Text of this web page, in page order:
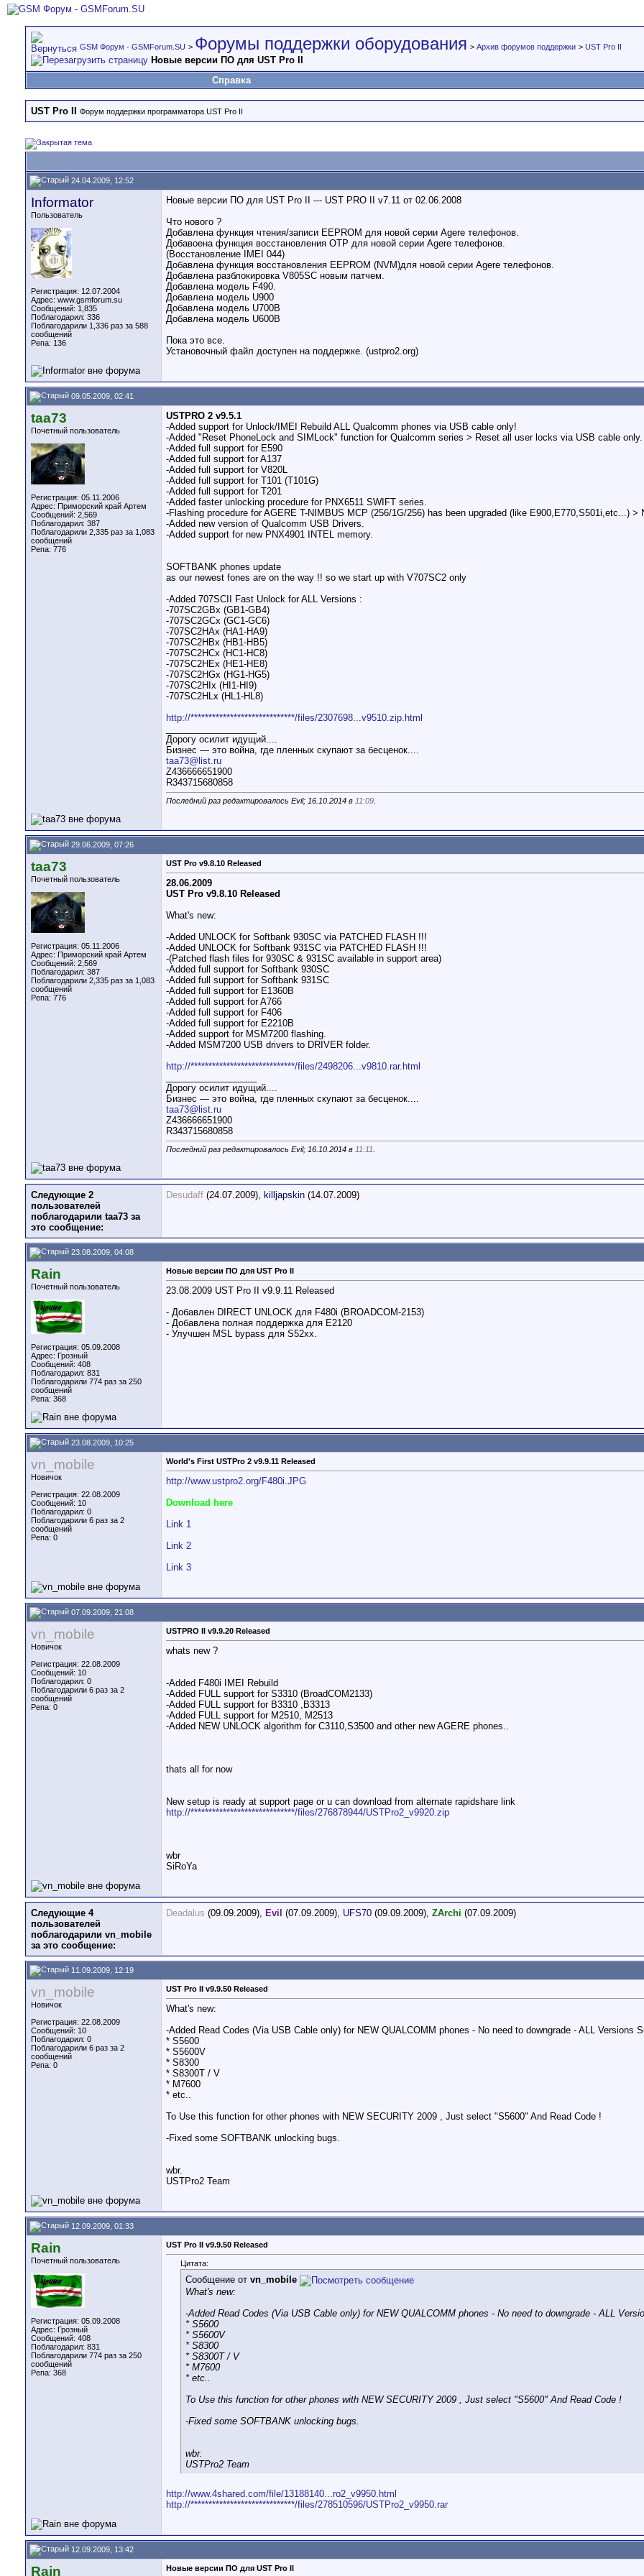
GSM Форум - GSMForum.SU > Форумы поддержки оборудования > Архив форумов поддержки > UST Pro II
Новые версии ПО для UST Pro II
Справка
UST Pro II Форум поддержки программатора UST Pro II
24.04.2009, 12:52
Informator
Пользователь
Регистрация: 12.07.2004
Адрес: www.gsmforum.su
Сообщений: 1,835
Поблагодарил: 336
Поблагодарили 1,336 раз за 588
сообщений
Репа: 136
Новые версии ПО для UST Pro II --- UST PRO II v7.11 от 02.06.2008
Что нового ?
Добавлена функция чтения/записи EEPROM для новой серии Agere телефонов.
Добавоена функция восстановления OTP для новой серии Agere телефонов.
(Восстановление IMEI 044)
Добавлена функция восстановления EEPROM (NVM)для новой серии Agere телефонов.
Добавлена разблокировка V805SC новым патчем.
Добавлена модель F490.
Добавлена модель U900
Добавлена модель U700B
Добавлена модель U600B
Пока это все.
Установочный файл доступен на поддержке. (ustpro2.org)
09.05.2009, 02:41
taa73
Почетный пользователь
Регистрация: 05.11.2006
Адрес: Приморский край Артем
Сообщений: 2,569
Поблагодарил: 387
Поблагодарили 2,335 раз за 1,083
сообщений
Репа: 776
USTPRO 2 v9.5.1
-Added support for Unlock/IMEI Rebuild ALL Qualcomm phones via USB cable only!
-Added "Reset PhoneLock and SIMLock" function for Qualcomm series > Reset all user locks via USB cable only.
-Added full support for E590
-Added full support for A137
-Added full support for V820L
-Added full support for T101 (T101G)
-Added full support for T201
-Added faster unlocking procedure for PNX6511 SWIFT series.
-Flashing procedure for AGERE T-NIMBUS MCP (256/1G/256) has been upgraded (like E900,E770,S501i,etc...)
-Added new version of Qualcomm USB Drivers.
-Added support for new PNX4901 INTEL memory.
SOFTBANK phones update
as our newest fones are on the way !! so we start up with V707SC2 only
-Added 707SCII Fast Unlock for ALL Versions :
-707SC2GBx (GB1-GB4)
-707SC2GCx (GC1-GC6)
-707SC2HAx (HA1-HA9)
-707SC2HBx (HB1-HB5)
-707SC2HCx (HC1-HC8)
-707SC2HEx (HE1-HE8)
-707SC2HGx (HG1-HG5)
-707SC2HIx (HI1-HI9)
-707SC2HLx (HL1-HL8)
http://*****************************/files/2307698...v9510.zip.html
Дорогу осилит идущий....
Бизнес — это война, где пленных скупают за бесценок....
taa73@list.ru
Z436666651900
R343715680858
Последний раз редактировалось Evil; 16.10.2014 в 11:09
29.06.2009, 07:26
taa73
Почетный пользователь
Регистрация: 05.11.2006
Адрес: Приморский край Артем
Сообщений: 2,569
Поблагодарил: 387
Поблагодарили 2,335 раз за 1,083
сообщений
Репа: 776
UST Pro v9.8.10 Released
28.06.2009
UST Pro v9.8.10 Released
What's new:
-Added UNLOCK for Softbank 930SC via PATCHED FLASH !!!
-Added UNLOCK for Softbank 931SC via PATCHED FLASH !!!
-(Patched flash files for 930SC & 931SC available in support area)
-Added full support for Softbank 930SC
-Added full support for Softbank 931SC
-Added full support for E1360B
-Added full support for A766
-Added full support for F406
-Added full support for E2210B
-Added support for MSM7200 flashing.
-Added MSM7200 USB drivers to DRIVER folder.
http://*****************************/files/2498206...v9810.rar.html
Дорогу осилит идущий....
Бизнес — это война, где пленных скупают за бесценок....
taa73@list.ru
Z436666651900
R343715680858
Последний раз редактировалось Evil; 16.10.2014 в 11:11
Следующие 2
пользователей
поблагодарили taa73 за
это сообщение:
Desudaff (24.07.2009), killjapskin (14.07.2009)
23.08.2009, 04:08
Rain
Почетный пользователь
Регистрация: 05.09.2008
Адрес: Грозный
Сообщений: 408
Поблагодарил: 831
Поблагодарили 774 раз за 250
сообщений
Репа: 368
Новые версии ПО для UST Pro II
23.08.2009 UST Pro II v9.9.11 Released
- Добавлен DIRECT UNLOCK для F480i (BROADCOM-2153)
- Добавлена полная поддержка для E2120
- Улучшен MSL bypass для S52xx.
23.08.2009, 10:25
vn_mobile
Новичок
Регистрация: 22.08.2009
Сообщений: 10
Поблагодарил: 0
Поблагодарили 6 раз за 2
сообщений
Репа: 0
World's First USTPro 2 v9.9.11 Released
http://www.ustpro2.org/F480i.JPG
Download here
Link 1
Link 2
Link 3
07.09.2009, 21:08
vn_mobile
Новичок
Регистрация: 22.08.2009
Сообщений: 10
Поблагодарил: 0
Поблагодарили 6 раз за 2
сообщений
Репа: 0
USTPRO II v9.9.20 Released
whats new ?
-Added F480i IMEI Rebuild
-Added FULL support for S3310 (BroadCOM2133)
-Added FULL support for B3310 ,B3313
-Added FULL support for M2510, M2513
-Added NEW UNLOCK algorithm for C3110,S3500 and other new AGERE phones..
thats all for now
New setup is ready at support page or u can download from alternate rapidshare link
http://*****************************/files/276878944/USTPro2_v9920.zip
wbr
SiRoYa
Следующие 4
пользователей
поблагодарили vn_mobile
за это сообщение:
Deadalus (09.09.2009), Evil (07.09.2009), UFS70 (09.09.2009), ZArchi (07.09.2009)
11.09.2009, 12:19
vn_mobile
Новичок
Регистрация: 22.08.2009
Сообщений: 10
Поблагодарил: 0
Поблагодарили 6 раз за 2
сообщений
Репа: 0
UST Pro II v9.9.50 Released
What's new:
-Added Read Codes (Via USB Cable only) for NEW QUALCOMM phones - No need to downgrade - ALL Versions
* S5600
* S5600V
* S8300
* S8300T / V
* M7600
* etc..
To Use this function for other phones with NEW SECURITY 2009 , Just select "S5600" And Read Code !
-Fixed some SOFTBANK unlocking bugs.
wbr.
USTPro2 Team
12.09.2009, 01:33
Rain
Почетный пользователь
Регистрация: 05.09.2008
Адрес: Грозный
Сообщений: 408
Поблагодарил: 831
Поблагодарили 774 раз за 250
сообщений
Репа: 368
UST Pro II v9.9.50 Released
Цитата:
Сообщение от vn_mobile
What's new:
-Added Read Codes (Via USB Cable only) for NEW QUALCOMM phones - No need to downgrade - ALL
* S5600
* S5600V
* S8300
* S8300T / V
* M7600
* etc..
To Use this function for other phones with NEW SECURITY 2009 , Just select "S5600" And Read Code !
-Fixed some SOFTBANK unlocking bugs.
wbr.
USTPro2 Team
http://www.4shared.com/file/13188140...ro2_v9950.html
http://*****************************/files/278510596/USTPro2_v9950.rar
12.09.2009, 13:42
Rain Новые версии ПО для UST Pro II